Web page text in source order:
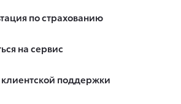
по страхованию
на сервис
поддержки